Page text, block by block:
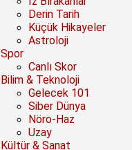
Derin Tarih
Küçük Hikayeler
Astroloji
Spor
Canlı Skor
Bilim & Teknoloji
Gelecek 101
Siber Dünya
Nöro-Haz
Uzay
Kültür & Sanat